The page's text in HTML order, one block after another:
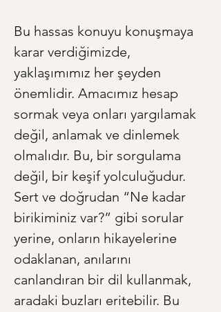
Bu hassas konuyu konuşmaya
karar verdiğimizde,
yaklaşımımız her şeyden
önemlidir. Amacımız hesap
sormak veya onları yargılamak
değil, anlamak ve dinlemek
olmalıdır. Bu, bir sorgulama
değil, bir keşif yolculuğudur.
Sert ve doğrudan “Ne kadar
birikiminiz var?” gibi sorular
yerine, onların hikayelerine
odaklanan, anılarını
canlandıran bir dil kullanmak,
aradaki buzları eritebilir. Bu